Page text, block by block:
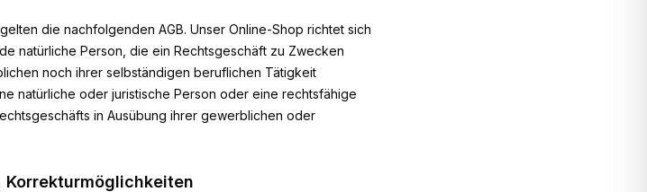
die nachfolgenden AGB. Unser Online-Shop richtet sich
natürliche Person, die ein Rechtsgeschäft zu Zwecken
noch ihrer selbständigen beruflichen Tätigkeit
natürliche oder juristische Person oder eine rechtsfähige
in Ausübung ihrer gewerblichen oder